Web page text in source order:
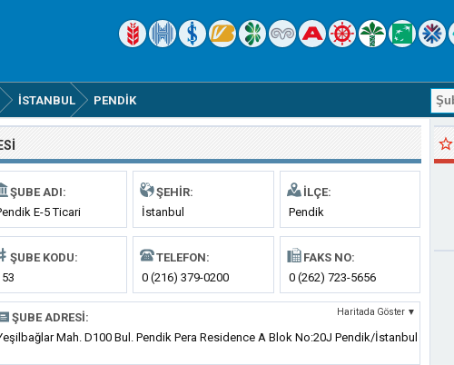
İSTANBUL PENDIK
ŞUBE ADI:
E-5 Ticari
ŞEHIR:
İstanbul
İLÇE:
Pendik
ŞUBE KODU:
TELEFON:
0 (216) 379-0200
FAKS NO:
0 (262) 723-5656
ŞUBE ADRESI: Haritada Göster ▼
Mah. D100 Bul. Pendik Pera Residence A Blok No:20J Pendik/İstanbul